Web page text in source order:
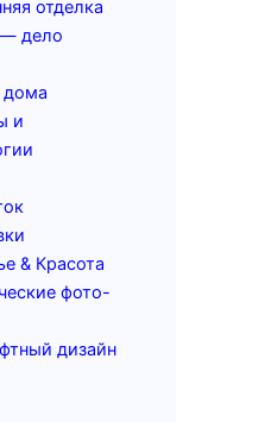
отделка
дело
дома
и
& Красота
фото-
дизайн